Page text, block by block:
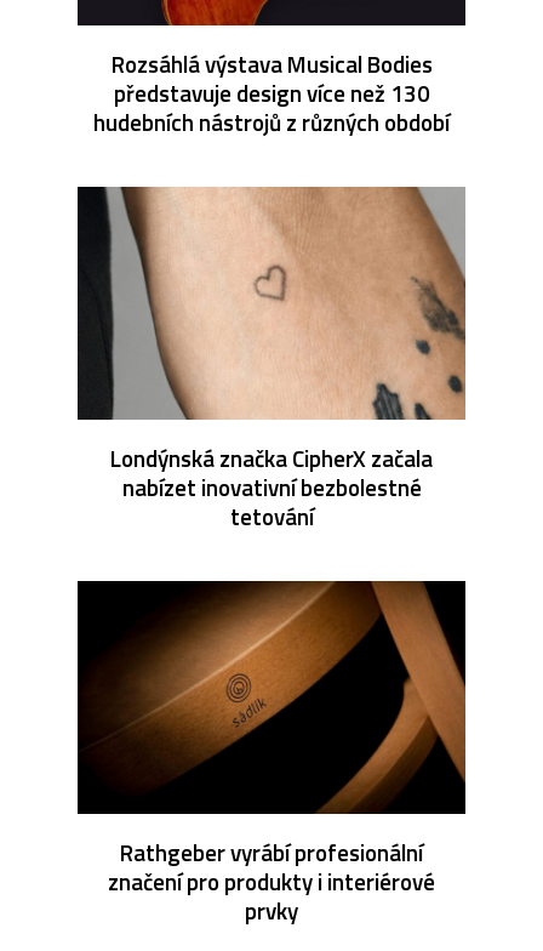
Rozsáhlá výstava Musical Bodies
představuje design více než 130
hudebních nástrojů z různých období
Londýnská značka CipherX začala
nabízet inovativní bezbolestné
tetování
Rathgeber vyrábí profesionální
značení pro produkty i interiérové
prvky